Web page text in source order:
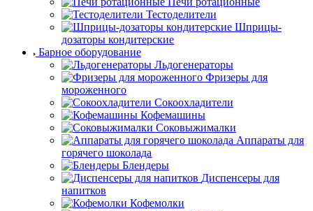
Тестоделители
Шприцы-
дозаторы кондитерские
Барное оборудование
Льдогенераторы
Фризеры для
мороженного
Сокоохладители
Кофемашины
Соковыжималки
Аппараты для
горячего шоколада
Блендеры
Диспенсеры для
напитков
Кофемолки